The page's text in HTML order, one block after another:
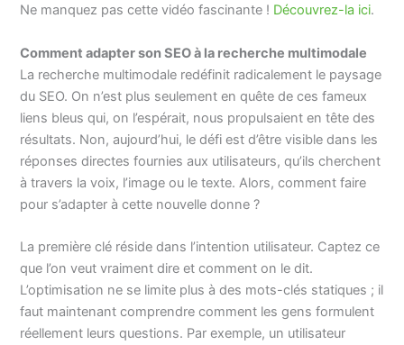
Ne manquez pas cette vidéo fascinante ! Découvrez-la ici.
Comment adapter son SEO à la recherche multimodale
La recherche multimodale redéfinit radicalement le paysage
du SEO. On n’est plus seulement en quête de ces fameux
liens bleus qui, on l’espérait, nous propulsaient en tête des
résultats. Non, aujourd’hui, le défi est d’être visible dans les
réponses directes fournies aux utilisateurs, qu’ils cherchent
à travers la voix, l’image ou le texte. Alors, comment faire
pour s’adapter à cette nouvelle donne ?
La première clé réside dans l’intention utilisateur. Captez ce
que l’on veut vraiment dire et comment on le dit.
L’optimisation ne se limite plus à des mots-clés statiques ; il
faut maintenant comprendre comment les gens formulent
réellement leurs questions. Par exemple, un utilisateur